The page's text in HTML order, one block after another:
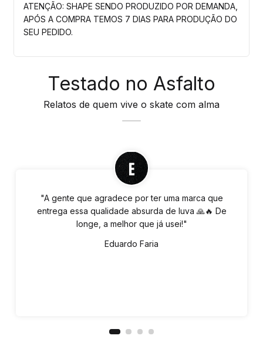
ATENÇÃO: SHAPE SENDO PRODUZIDO POR DEMANDA,
APÓS A COMPRA TEMOS 7 DIAS PARA PRODUÇÃO DO
SEU PEDIDO.
Testado no Asfalto
Relatos de quem vive o skate com alma
"A gente que agradece por ter uma marca que
entrega essa qualidade absurda de luva 🙏🔥 De
longe, a melhor que já usei!"
Eduardo Faria